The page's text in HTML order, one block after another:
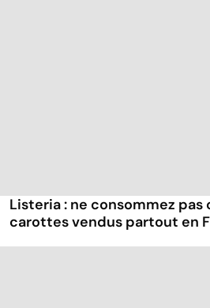
Listeria : ne consommez
carottes vendus partout en